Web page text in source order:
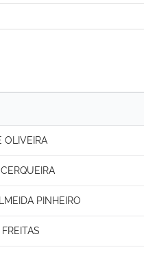
OLIVEIRA
PINHEIRO